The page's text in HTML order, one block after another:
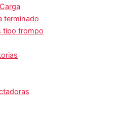
terminado
tipo trompo